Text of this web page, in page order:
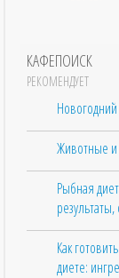
КАФЕПОИСК
РЕКОМЕНДУЕТ
Животные и
Рыбная
Как
диете: